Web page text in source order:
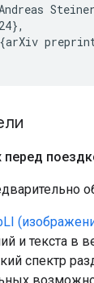
и текста в
спектр